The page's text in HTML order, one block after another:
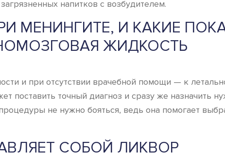
напитков с возбудителем.
МЕНИНГИТЕ, И КАКИЕ
ЖИДКОСТЬ
и при отсутствии врачебной помощи — к
поставить точный диагноз и сразу же назначить
не нужно бояться, ведь она помогает
СОБОЙ ЛИКВОР